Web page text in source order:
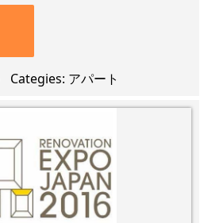
Categies アパート